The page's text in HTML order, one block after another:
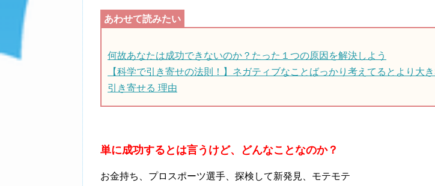
何故あなたは成功できないのか？たった１つの原因を解決しよう
【科学で引き寄せの法則！】ネガティブなことばっかり考えてるとより大
引き寄せる 理由
単に成功するとは言うけど、どんなことなのか？
お金持ち、プロスポーツ選手、探検して新発見、モテモテ